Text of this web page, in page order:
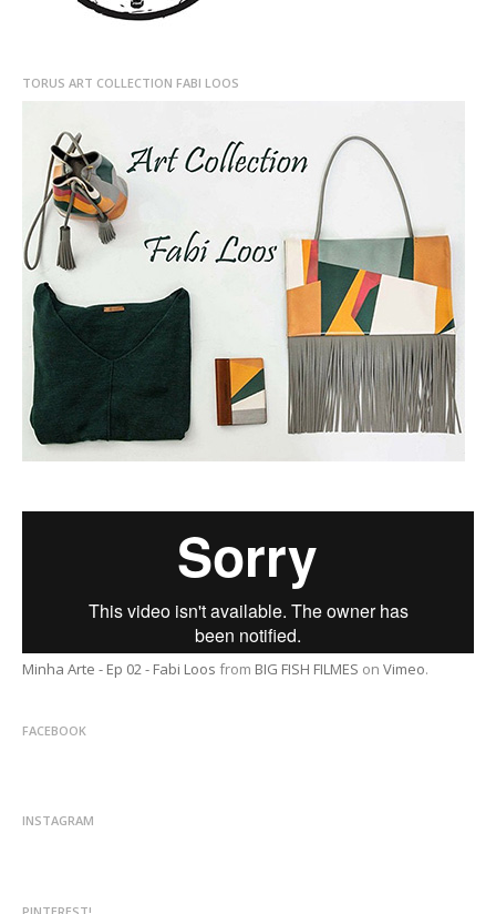
TORUS ART COLLECTION FABI LOOS
Minha Arte - Ep 02 - Fabi Loos from BIG FISH FILMES on Vimeo.
FACEBOOK
INSTAGRAM